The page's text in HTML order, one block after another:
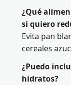
¿Qué
si quiero
Evita pan
cereales
¿Puedo
hidratos?